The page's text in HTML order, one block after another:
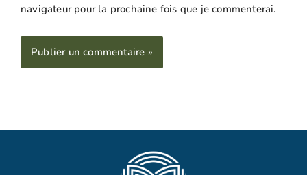
navigateur pour la prochaine fois que je commenterai.